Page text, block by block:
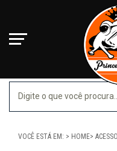
VOCÊ ESTÁ EM: HOME